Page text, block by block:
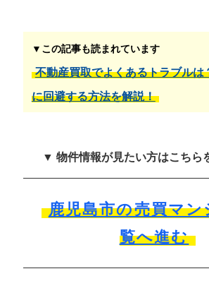
▼この記事も読まれています
不動産買取でよくあるトラブルは
に回避する方法を解説！
▼ 物件情報が見たい方はこちら
鹿児島市の売買マン
覧へ進む